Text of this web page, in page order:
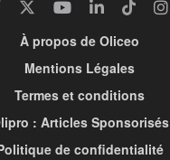
À propos de Oliceo
Mentions Légales
Termes et conditions
: Articles Sponsorisés
de confidentialité